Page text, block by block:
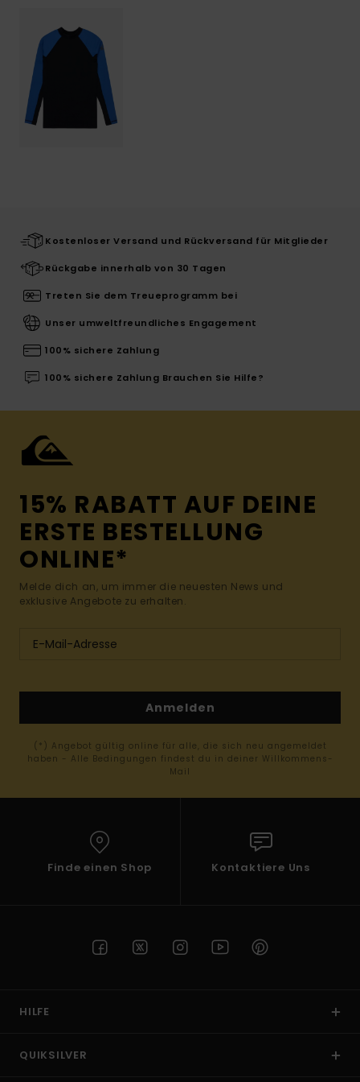
Kostenloser Versand und Rückversand für Mitglieder
Rückgabe innerhalb von 30 Tagen
Treten Sie dem Treueprogramm bei
Unser umweltfreundliches Engagement
100% sichere Zahlung
100% sichere Zahlung Brauchen Sie Hilfe?
15% RABATT AUF DEINE
ERSTE BESTELLUNG
ONLINE*
Melde dich an, um immer die neuesten News und
exklusive Angebote zu erhalten.
Anmelden
(*) Angebot gültig online für alle, die sich neu angemeldet
haben - Alle Bedingungen findest du in deiner Willkommens-
Mail
Finde einen Shop Kontaktiere Uns
HILFE
QUIKSILVER